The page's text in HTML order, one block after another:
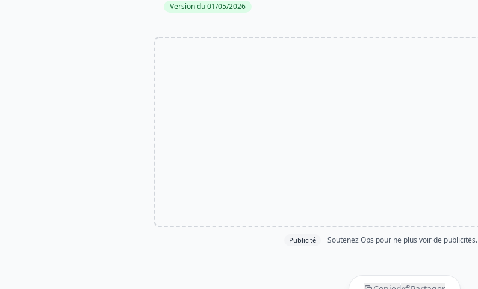
Version du 01/05/2026
Publicité Soutenez Ops pour ne plus voir de publicités.